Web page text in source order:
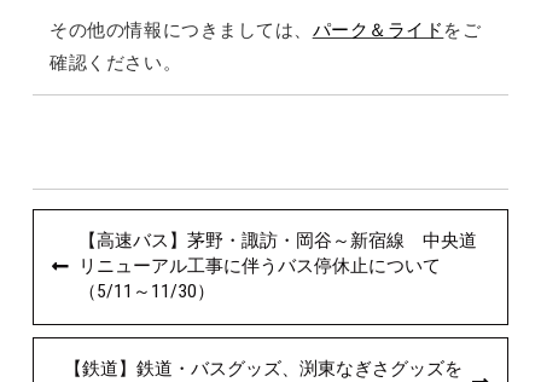
その他の情報につきましては、 パーク＆ライドをご
確認ください。
【高速バス】茅野・諏訪・岡谷～新宿線 中央道
リニューアル工事に伴うバス停休止について
（5/11～11/30）
【鉄道】鉄道・バスグッズ、渕東なぎさグッズを